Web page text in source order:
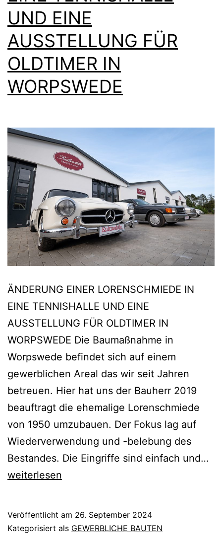
UND EINE
AUSSTELLUNG FÜR
OLDTIMER IN
WORPSWEDE
ÄNDERUNG EINER LORENSCHMIEDE IN
EINE TENNISHALLE UND EINE
AUSSTELLUNG FÜR OLDTIMER IN
WORPSWEDE Die Baumaßnahme in
Worpswede befindet sich auf einem
gewerblichen Areal das wir seit Jahren
betreuen. Hier hat uns der Bauherr 2019
beauftragt die ehemalige Lorenschmiede
von 1950 umzubauen. Der Fokus lag auf
Wiederverwendung und -belebung des
Bestandes. Die Eingriffe sind einfach und…
weiterlesen
Veröffentlicht am 26. September 2024
Kategorisiert als GEWERBLICHE BAUTEN